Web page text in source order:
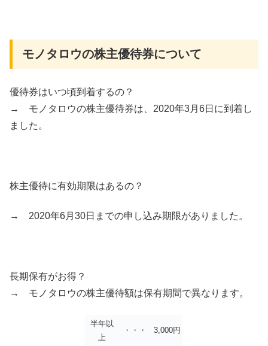
モノタロウの株主優待券について
優待券はいつ頃到着するの？
→ モノタロウの株主優待券は、2020年3月6日に到着し
ました。
株主優待に有効期限はあるの？
→ 2020年6月30日までの申し込み期限がありました。
長期保有がお得？
→ モノタロウの株主優待額は保有期間で異なります。
半年以
上
・・・ 3,000円